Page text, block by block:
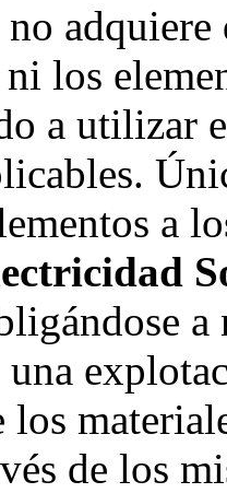
los
a utilizar
a
los
de los